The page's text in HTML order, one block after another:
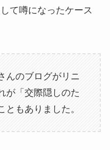
て噂になったケース
んのブログがリニ
が「交際隠しのた
もありました。